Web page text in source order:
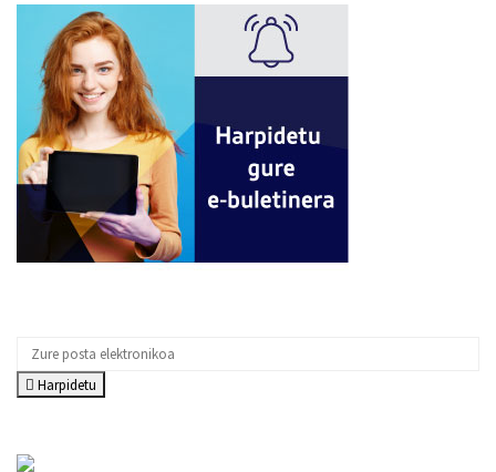
Harpidetu